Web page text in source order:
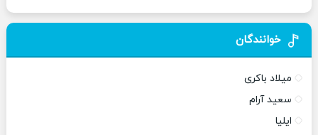
خوانندگان
میلاد باکری
سعید آرام
ایلیا